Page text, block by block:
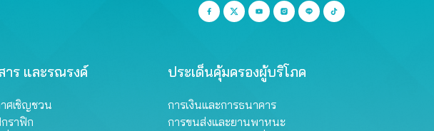
าร และรณรงค์
ศเชิญชวน
ราฟิก
ประเด็นคุ้มครองผู้บริโภค
การเงินและการธนาคาร
การขนส่งและยานพาหนะ